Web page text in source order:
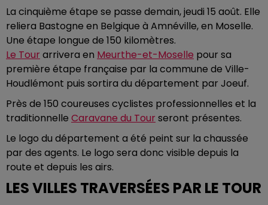
La cinquième étape se passe demain, jeudi 15 août. Elle
reliera Bastogne en Belgique à Amnéville, en Moselle.
Une étape longue de 150 kilomètres.
Le Tour arrivera en Meurthe-et-Moselle pour sa
première étape française par la commune de Ville-
Houdlémont puis sortira du département par Joeuf.
Près de 150 coureuses cyclistes professionnelles et la
traditionnelle Caravane du Tour seront présentes.
Le logo du département a été peint sur la chaussée
par des agents. Le logo sera donc visible depuis la
route et depuis les airs.
LES VILLES TRAVERSÉES PAR LE TOUR